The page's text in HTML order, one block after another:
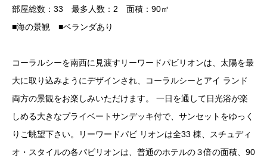
部屋総数：33 最多人数：2 面積：90㎡
■海の景観 ■ベランダあり
コーラルシーを南西に見渡すリーワードパビリオンは、太陽を最
大に取り込みようにデザインされ、コーラルシーとアイ ランド
両方の景観をお楽しみいただけます。 一日を通して日光浴が楽
しめる大きなプライベートサンデッキ付で、サンセットをゆっく
りご眺望下さい。リーワードパビ リオンは全33 棟、スチュディ
オ・スタイルの各パビリオンは、普通のホテルの３倍の面積、90